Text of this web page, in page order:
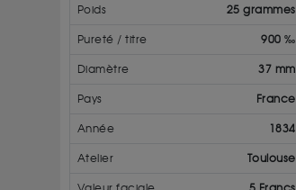
Poids 25 grammes
Pureté / titre 900 ‰
Diamètre 37 mm
Pays France
Année 1834
Atelier Toulouse